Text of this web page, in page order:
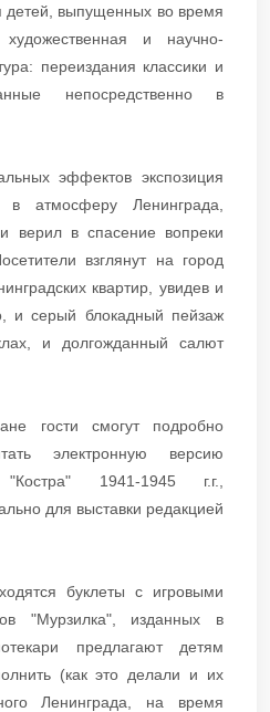
детей, выпущенных во время
и научно-
переиздания классики и
непосредственно в
эффектов экспозиция
в атмосферу Ленинграда,
верил в спасение вопреки
взглянут на город
квартир, увидев и
и серый блокадный пейзаж
и долгожданный салют
гости смогут подробно
электронную версию
1941-1945 г.г.,
для выставки редакцией
буклеты с игровыми
"Мурзилка", изданных в
предлагают детям
(как это делали и их
Ленинграда, на время